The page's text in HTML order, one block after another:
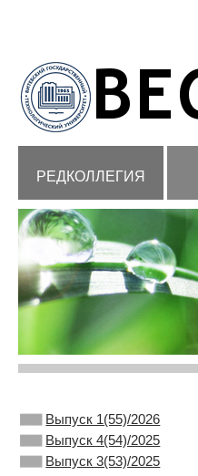
РЕДКОЛЛЕГИЯ
Выпуск 1(55)/2026
Выпуск 4(54)/2025
Выпуск 3(53)/2025